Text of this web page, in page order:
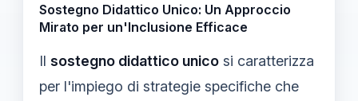
Sostegno Didattico Unico: Un Approccio
Mirato per un'Inclusione Efficace
Il sostegno didattico unico si caratterizza
per l'impiego di strategie specifiche che